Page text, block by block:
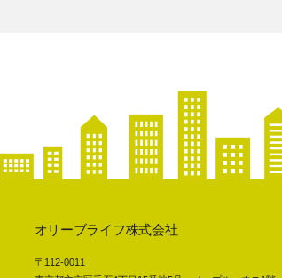
オリーブライフ株式会社
〒112-0011